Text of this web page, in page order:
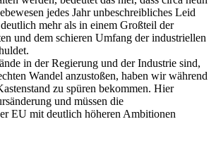
jedes Jahr unbeschreibliches Leid
mehr als in einem Großteil der
und dem schieren Umfang der industriellen
in der Regierung und der Industrie sind,
Wandel anzustoßen, haben wir während
zu spüren bekommen. Hier
und müssen die
EU mit deutlich höheren Ambitionen